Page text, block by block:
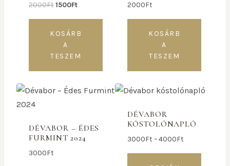
2000Ft1500Ft
KOSÁRB
A
TESZEM
2000Ft
KOSÁRB
A
TESZEM
DÉVABOR – ÉDES
FURMINT 2024
3000Ft
DÉVABOR
KÓSTOLÓNAPLÓ
3000Ft –4000Ft